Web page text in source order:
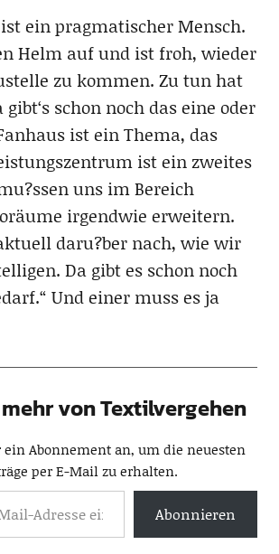
ein pragmatischer Mensch.
Helm auf und ist froh, wieder
zu kommen. Zu tun hat
gibt‘s schon noch das eine oder
ist ein Thema, das
ist ein zweites
uns im Bereich
irgendwie erweitern.
daru?ber nach, wie wir
Da gibt es schon noch
Und einer muss es ja
von Textilvergehen
Abonnement an, um die neuesten
per E-Mail zu erhalten.
Abonnieren